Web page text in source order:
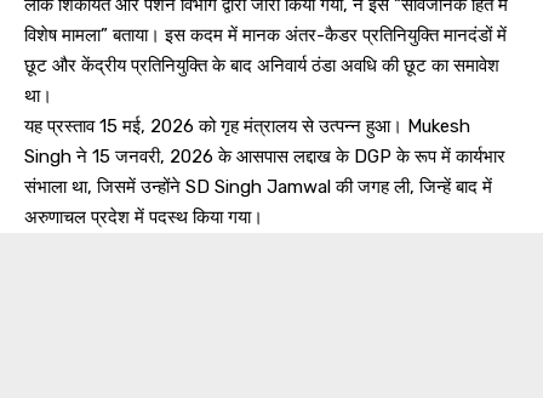
विशेष मामला” बताया। इस कदम में मानक अंतर-कैडर प्रतिनियुक्ति मानदंडों में
छूट और केंद्रीय प्रतिनियुक्ति के बाद अनिवार्य ठंडा अवधि की छूट का समावेश
था।
यह प्रस्ताव 15 मई, 2026 को गृह मंत्रालय से उत्पन्न हुआ। Mukesh
Singh ने 15 जनवरी, 2026 के आसपास लद्दाख के DGP के रूप में कार्यभार
संभाला था, जिसमें उन्होंने SD Singh Jamwal की जगह ली, जिन्हें बाद में
अरुणाचल प्रदेश में पदस्थ किया गया।